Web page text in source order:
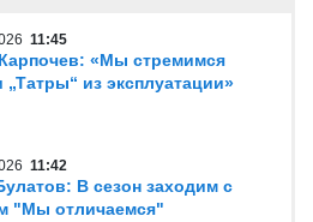
11:45
«Мы стремимся
„Татры“ из эксплуатации»
11:42
В сезон заходим с
"Мы отличаемся"